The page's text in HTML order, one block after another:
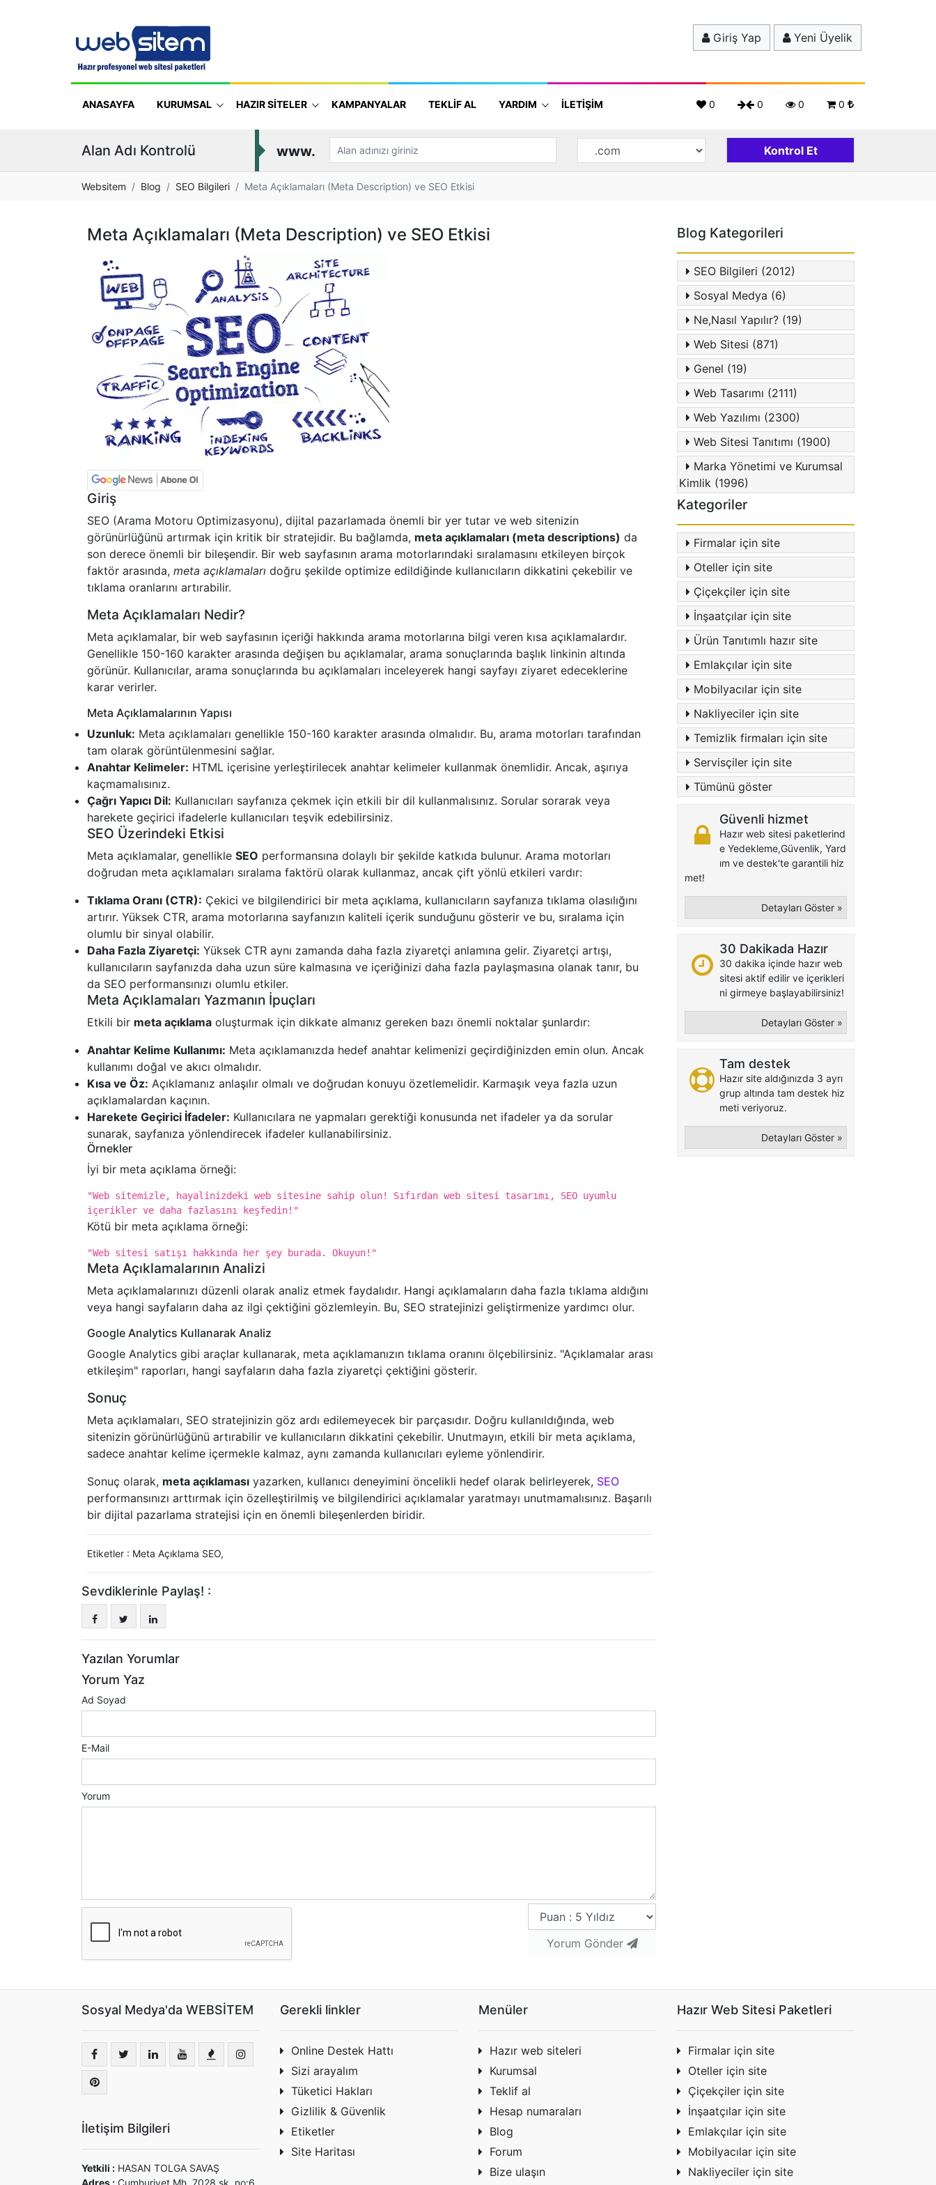
Giriş Yap Yeni Üyelik
0
0
0
0
ANASAYFA KURUMSAL HAZIR SİTELER KAMPANYALAR TEKLİF AL YARDIM İLETİŞİM
Alan Adı Kontrolü www.
Websitem Blog SEO Bilgileri Meta Açıklamaları (Meta Description) ve SEO Etkisi
Meta Açıklamaları (Meta Description) ve SEO Etkisi
Giriş
SEO (Arama Motoru Optimizasyonu), dijital pazarlamada önemli bir yer tutar ve web sitenizin
görünürlüğünü artırmak için kritik bir stratejidir. Bu bağlamda, meta açıklamaları (meta descriptions) da
son derece önemli bir bileşendir. Bir web sayfasının arama motorlarındaki sıralamasını etkileyen birçok
faktör arasında, meta açıklamaları doğru şekilde optimize edildiğinde kullanıcıların dikkatini çekebilir ve
tıklama oranlarını artırabilir.
Meta Açıklamaları Nedir?
Meta açıklamalar, bir web sayfasının içeriği hakkında arama motorlarına bilgi veren kısa açıklamalardır.
Genellikle 150-160 karakter arasında değişen bu açıklamalar, arama sonuçlarında başlık linkinin altında
görünür. Kullanıcılar, arama sonuçlarında bu açıklamaları inceleyerek hangi sayfayı ziyaret edeceklerine
karar verirler.
Meta Açıklamalarının Yapısı
Uzunluk: Meta açıklamaları genellikle 150-160 karakter arasında olmalıdır. Bu, arama motorları tarafından
tam olarak görüntülenmesini sağlar.
Anahtar Kelimeler: HTML içerisine yerleştirilecek anahtar kelimeler kullanmak önemlidir. Ancak, aşırıya
kaçmamalısınız.
Çağrı Yapıcı Dil: Kullanıcıları sayfanıza çekmek için etkili bir dil kullanmalısınız. Sorular sorarak veya
harekete geçirici ifadelerle kullanıcıları teşvik edebilirsiniz.
SEO Üzerindeki Etkisi
Meta açıklamalar, genellikle SEO performansına dolaylı bir şekilde katkıda bulunur. Arama motorları
doğrudan meta açıklamaları sıralama faktörü olarak kullanmaz, ancak çift yönlü etkileri vardır:
Tıklama Oranı (CTR): Çekici ve bilgilendirici bir meta açıklama, kullanıcıların sayfanıza tıklama olasılığını
artırır. Yüksek CTR, arama motorlarına sayfanızın kaliteli içerik sunduğunu gösterir ve bu, sıralama için
olumlu bir sinyal olabilir.
Daha Fazla Ziyaretçi: Yüksek CTR aynı zamanda daha fazla ziyaretçi anlamına gelir. Ziyaretçi artışı,
kullanıcıların sayfanızda daha uzun süre kalmasına ve içeriğinizi daha fazla paylaşmasına olanak tanır, bu
da SEO performansınızı olumlu etkiler.
Meta Açıklamaları Yazmanın İpuçları
Etkili bir meta açıklama oluşturmak için dikkate almanız gereken bazı önemli noktalar şunlardır:
Anahtar Kelime Kullanımı: Meta açıklamanızda hedef anahtar kelimenizi geçirdiğinizden emin olun. Ancak
kullanımı doğal ve akıcı olmalıdır.
Kısa ve Öz: Açıklamanız anlaşılır olmalı ve doğrudan konuyu özetlemelidir. Karmaşık veya fazla uzun
açıklamalardan kaçının.
Harekete Geçirici İfadeler: Kullanıcılara ne yapmaları gerektiği konusunda net ifadeler ya da sorular
sunarak, sayfanıza yönlendirecek ifadeler kullanabilirsiniz.
Örnekler
İyi bir meta açıklama örneği:
"Web sitemizle, hayalinizdeki web sitesine sahip olun! Sıfırdan web sitesi tasarımı, SEO uyumlu
içerikler ve daha fazlasını keşfedin!"
Kötü bir meta açıklama örneği:
"Web sitesi satışı hakkında her şey burada. Okuyun!"
Meta Açıklamalarının Analizi
Meta açıklamalarınızı düzenli olarak analiz etmek faydalıdır. Hangi açıklamaların daha fazla tıklama aldığını
veya hangi sayfaların daha az ilgi çektiğini gözlemleyin. Bu, SEO stratejinizi geliştirmenize yardımcı olur.
Google Analytics Kullanarak Analiz
Google Analytics gibi araçlar kullanarak, meta açıklamanızın tıklama oranını ölçebilirsiniz. "Açıklamalar arası
etkileşim" raporları, hangi sayfaların daha fazla ziyaretçi çektiğini gösterir.
Sonuç
Meta açıklamaları, SEO stratejinizin göz ardı edilemeyecek bir parçasıdır. Doğru kullanıldığında, web
sitenizin görünürlüğünü artırabilir ve kullanıcıların dikkatini çekebilir. Unutmayın, etkili bir meta açıklama,
sadece anahtar kelime içermekle kalmaz, aynı zamanda kullanıcıları eyleme yönlendirir.
Sonuç olarak, meta açıklaması yazarken, kullanıcı deneyimini öncelikli hedef olarak belirleyerek, SEO
performansınızı arttırmak için özelleştirilmiş ve bilgilendirici açıklamalar yaratmayı unutmamalısınız. Başarılı
bir dijital pazarlama stratejisi için en önemli bileşenlerden biridir.
Etiketler : Meta Açıklama SEO,
Sevdiklerinle Paylaş! :
Yazılan Yorumlar
Yorum Yaz
Ad Soyad
E-Mail
Yorum
Yorum Gönder
Blog Kategorileri
SEO Bilgileri (2012)
Sosyal Medya (6)
Ne,Nasıl Yapılır? (19)
Web Sitesi (871)
Genel (19)
Web Tasarımı (2111)
Web Yazılımı (2300)
Web Sitesi Tanıtımı (1900)
Marka Yönetimi ve Kurumsal
Kimlik (1996)
Kategoriler
Firmalar için site
Oteller için site
Çiçekçiler için site
İnşaatçılar için site
Ürün Tanıtımlı hazır site
Emlakçılar için site
Mobilyacılar için site
Nakliyeciler için site
Temizlik firmaları için site
Servisçiler için site
Tümünü göster
Güvenli hizmet
Hazır web sitesi paketlerind
e Yedekleme,Güvenlik, Yard
ım ve destek'te garantili hiz
met!
Detayları Göster »
30 Dakikada Hazır
30 dakika içinde hazır web
sitesi aktif edilir ve içerikleri
ni girmeye başlayabilirsiniz!
Detayları Göster »
Tam destek
Hazır site aldığınızda 3 ayrı
grup altında tam destek hiz
meti veriyoruz.
Detayları Göster »
Sosyal Medya'da WEBSİTEM
İletişim Bilgileri
Yetkili : HASAN TOLGA SAVAŞ
Adres : Cumhuriyet Mh. 7028 sk. no:6
Gerekli linkler
Online Destek Hattı
Sizi arayalım
Tüketici Hakları
Gizlilik & Güvenlik
Etiketler
Site Haritası
Menüler
Hazır web siteleri
Kurumsal
Teklif al
Hesap numaraları
Blog
Forum
Bize ulaşın
Hazır Web Sitesi Paketleri
Firmalar için site
Oteller için site
Çiçekçiler için site
İnşaatçılar için site
Emlakçılar için site
Mobilyacılar için site
Nakliyeciler için site